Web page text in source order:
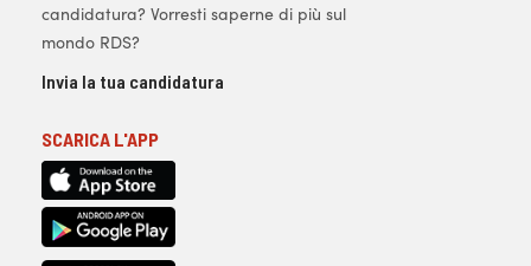
candidatura? Vorresti saperne di più sul
mondo RDS?
Invia la tua candidatura
SCARICA L'APP